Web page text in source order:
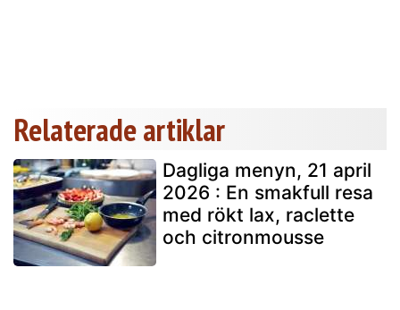
Relaterade artiklar
Dagliga menyn, 21 april
2026 : En smakfull resa
med rökt lax, raclette
och citronmousse